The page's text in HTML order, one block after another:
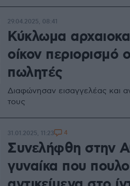
Κύκλωμα
οίκον περιορισμό
πωλητές
Διαφώνησαν εισαγγελέας και
τους
29.04.2025, 08:41
Συνελήφθη στην
γυναίκα που
31.01.2025, 11:23 4